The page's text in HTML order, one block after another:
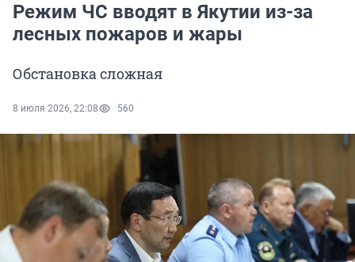
Режим ЧС вводят в Якутии из-за
лесных пожаров и жары
Обстановка сложная
8 июля 2026, 22:08 560